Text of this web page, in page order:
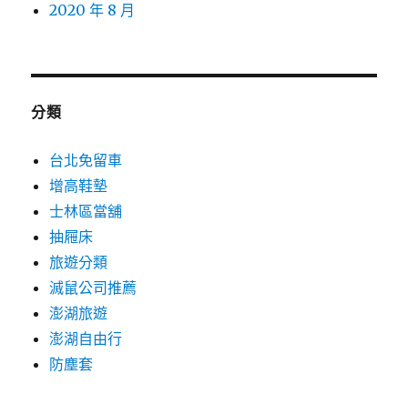
2020 年 8 月
分類
台北免留車
增高鞋墊
士林區當舖
抽屜床
旅遊分類
滅鼠公司推薦
澎湖旅遊
澎湖自由行
防塵套